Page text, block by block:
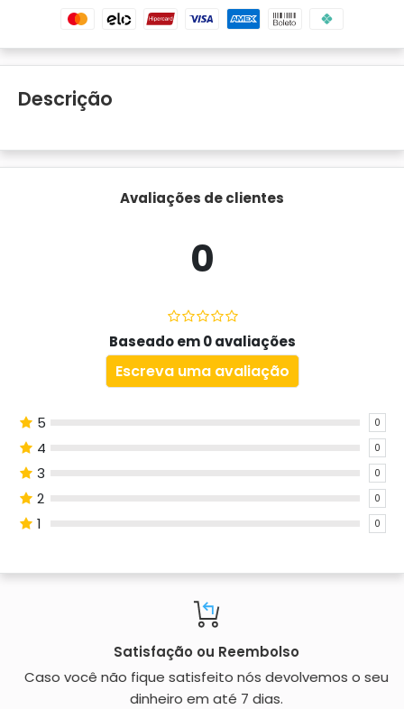
Descrição
Avaliações de clientes
0
Baseado em 0 avaliações
Escreva uma avaliação
5 0
4 0
3 0
2 0
1 0
Satisfação ou Reembolso
Caso você não fique satisfeito nós devolvemos o seu
dinheiro em até 7 dias.